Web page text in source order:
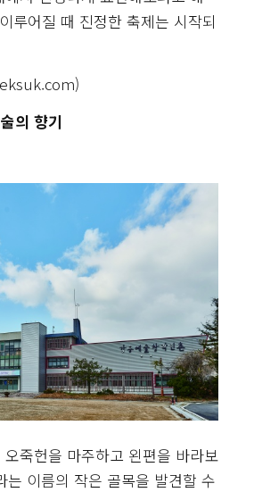
루어질 때 진정한 축제는 시작되
의 향기
죽헌을 마주하고 왼편을 바라보
는 이름의 작은 골목을 발견할 수